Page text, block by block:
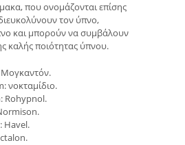
που ονομάζονται επίσης
τον ύπνο,
και μπορούν να συμβάλουν
καλής ποιότητας ύπνου.
νοκταμίδιο.
Rohypnol.
Havel.